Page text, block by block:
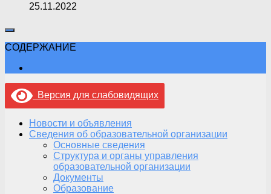
25.11.2022
СОДЕРЖАНИЕ
Версия для слабовидящих
Новости и объявления
Сведения об образовательной организации
Основные сведения
Структура и органы управления
образовательной организации
Документы
Образование